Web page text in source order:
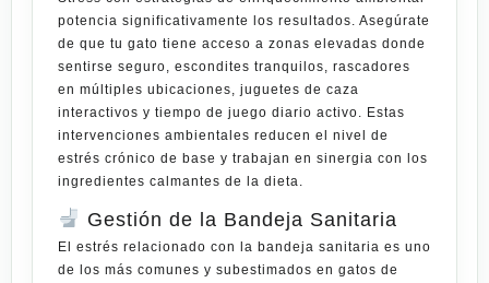
potencia significativamente los resultados. Asegúrate
de que tu gato tiene acceso a zonas elevadas donde
sentirse seguro, escondites tranquilos, rascadores
en múltiples ubicaciones, juguetes de caza
interactivos y tiempo de juego diario activo. Estas
intervenciones ambientales reducen el nivel de
estrés crónico de base y trabajan en sinergia con los
ingredientes calmantes de la dieta.
Gestión de la Bandeja Sanitaria
El estrés relacionado con la bandeja sanitaria es uno
de los más comunes y subestimados en gatos de